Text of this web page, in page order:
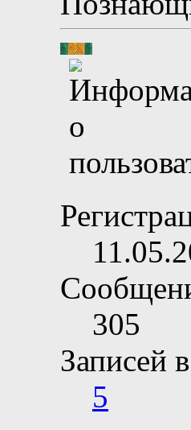
305
Записей
5